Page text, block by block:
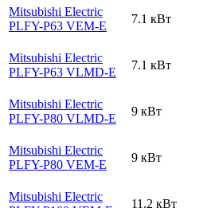
Mitsubishi Electric
PLFY-P63 VEM-E
7.1 кВт
Mitsubishi Electric
PLFY-P63 VLMD-E
7.1 кВт
Mitsubishi Electric
PLFY-P80 VLMD-E
9 кВт
Mitsubishi Electric
PLFY-P80 VEM-E
9 кВт
Mitsubishi Electric
11.2 кВт